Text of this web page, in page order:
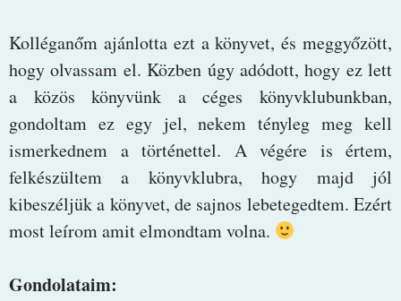
Kolléganőm ajánlotta ezt a könyvet, és meggyőzött,
hogy olvassam el. Közben úgy adódott, hogy ez lett
a közös könyvünk a céges könyvklubunkban,
gondoltam ez egy jel, nekem tényleg meg kell
ismerkednem a történettel. A végére is értem,
felkészültem a könyvklubra, hogy majd jól
kibeszéljük a könyvet, de sajnos lebetegedtem. Ezért
most leírom amit elmondtam volna.
Gondolataim: